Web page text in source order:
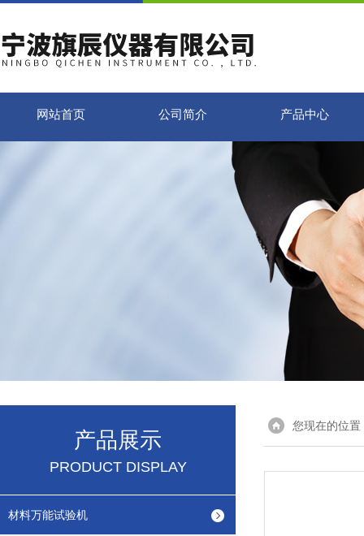
网站首页 公司简介 产品中心
产品展示
PRODUCT DISPLAY
材料万能试验机
您现在的位置